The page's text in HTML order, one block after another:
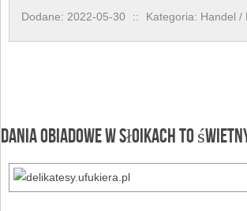
Dodane: 2022-05-30 :: Kategoria: Handel /
Dania obiadowe w słoikach to